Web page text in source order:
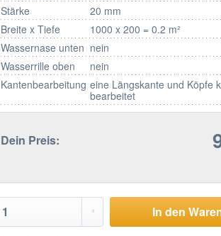
Stärke
20 mm
Breite x Tiefe
1000 x 200 = 0.2 m²
Wassernase unten nein
Wasserrille oben
nein
Kantenbearbeitung eine Längskante und Köpfe
bearbeitet
Dein Preis:
In den